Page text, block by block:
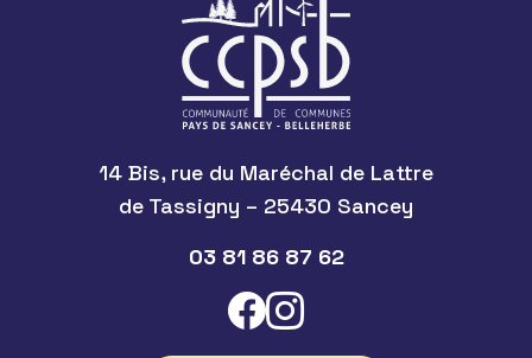
14 Bis, rue du Maréchal de Lattre
de Tassigny – 25430 Sancey
03 81 86 87 62